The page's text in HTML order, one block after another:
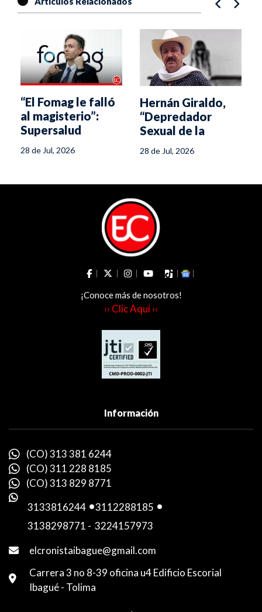
“El Fomag le falló
al magisterio”:
Supersalud
28 de Jul, 2026
Hernán Giraldo,
“Depredador
Sexual de la
condenado a más
prisión
28 de Jul, 2026
¡Conoce más de nosotros!
›› Clic Aquí ‹‹
Información
(CO) 313 381 6244
(CO) 311 228 8185
(CO) 313 829 8771
3133816244 -3112288185 -
3138298771 - 3224157973
elcronistaibague@gmail.com
Carrera 3 no 8-39 oficina u4 Edificio Escorial
Ibagué - Tolima